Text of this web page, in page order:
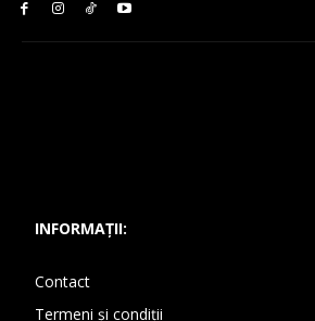
INFORMAȚII:
Contact
Termeni și condiții